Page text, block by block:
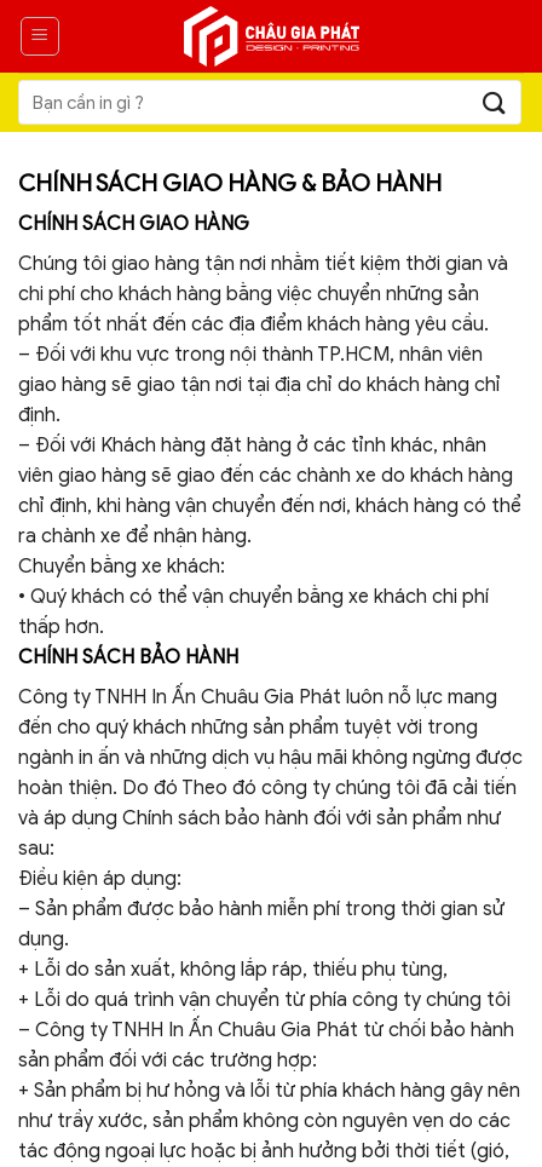
Skip
content
Tìm
kiếm:
CHÍNH SÁCH GIAO HÀNG & BẢO HÀNH
CHÍNH SÁCH GIAO HÀNG
Chúng tôi giao hàng tận nơi nhằm tiết kiệm thời gian và
chi phí cho khách hàng bằng việc chuyển những sản
phẩm tốt nhất đến các địa điểm khách hàng yêu cầu.
– Đối với khu vực trong nội thành TP.HCM, nhân viên
giao hàng sẽ giao tận nơi tại địa chỉ do khách hàng chỉ
định.
– Đối với Khách hàng đặt hàng ở các tỉnh khác, nhân
viên giao hàng sẽ giao đến các chành xe do khách hàng
chỉ định, khi hàng vận chuyển đến nơi, khách hàng có thể
ra chành xe để nhận hàng.
Chuyển bằng xe khách:
• Quý khách có thể vận chuyển bằng xe khách chi phí
thấp hơn.
CHÍNH SÁCH BẢO HÀNH
Công ty TNHH In Ấn Chuâu Gia Phát luôn nỗ lực mang
đến cho quý khách những sản phẩm tuyệt vời trong
ngành in ấn và những dịch vụ hậu mãi không ngừng được
hoàn thiện. Do đó Theo đó công ty chúng tôi đã cải tiến
và áp dụng Chính sách bảo hành đối với sản phẩm như
sau:
Điều kiện áp dụng:
– Sản phẩm được bảo hành miễn phí trong thời gian sử
dụng.
+ Lỗi do sản xuất, không lắp ráp, thiếu phụ tùng,
+ Lỗi do quá trình vận chuyển từ phía công ty chúng tôi
– Công ty TNHH In Ấn Chuâu Gia Phát từ chối bảo hành
sản phẩm đối với các trường hợp:
+ Sản phẩm bị hư hỏng và lỗi từ phía khách hàng gây nên
như trầy xước, sản phẩm không còn nguyên vẹn do các
tác động ngoại lực hoặc bị ảnh hưởng bởi thời tiết (gió,